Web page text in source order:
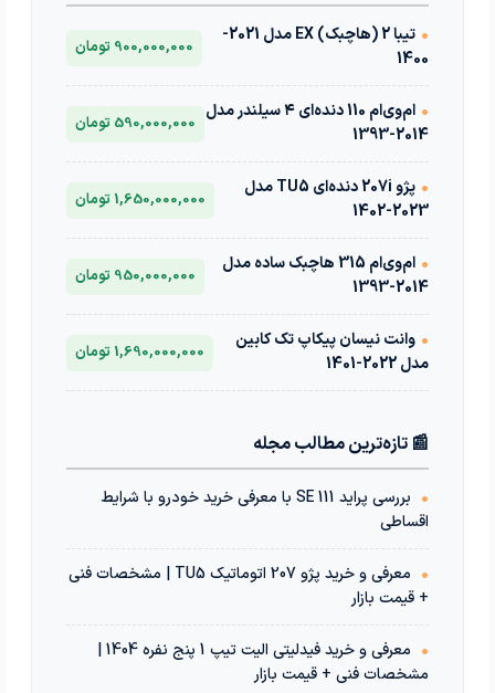
•
تیبا 2 (هاچبک) EX مدل 2021-
1400
900,000,000 تومان
•
ام‌وی‌ام 110 دنده‌ای ۴ سیلندر مدل
2014-1393
590,000,000 تومان
•
پژو 207i دنده‌ای TU5 مدل
2023-1402
1,650,000,000 تومان
•
ام‌وی‌ام 315 هاچبک ساده مدل
2014-1393
950,000,000 تومان
• وانت نیسان پیکاپ تک کابین
مدل 2022-1401
1,690,000,000 تومان
📰 تازه‌ترین مطالب مجله
•
بررسی پراید 111 SE با معرفی خرید خودرو با شرایط
اقساطی
•
معرفی و خرید پژو 207 اتوماتیک TU5 | مشخصات فنی
+ قیمت بازار
•
معرفی و خرید فیدلیتی الیت تیپ 1 پنج نفره 1404 |
مشخصات فنی + قیمت بازار